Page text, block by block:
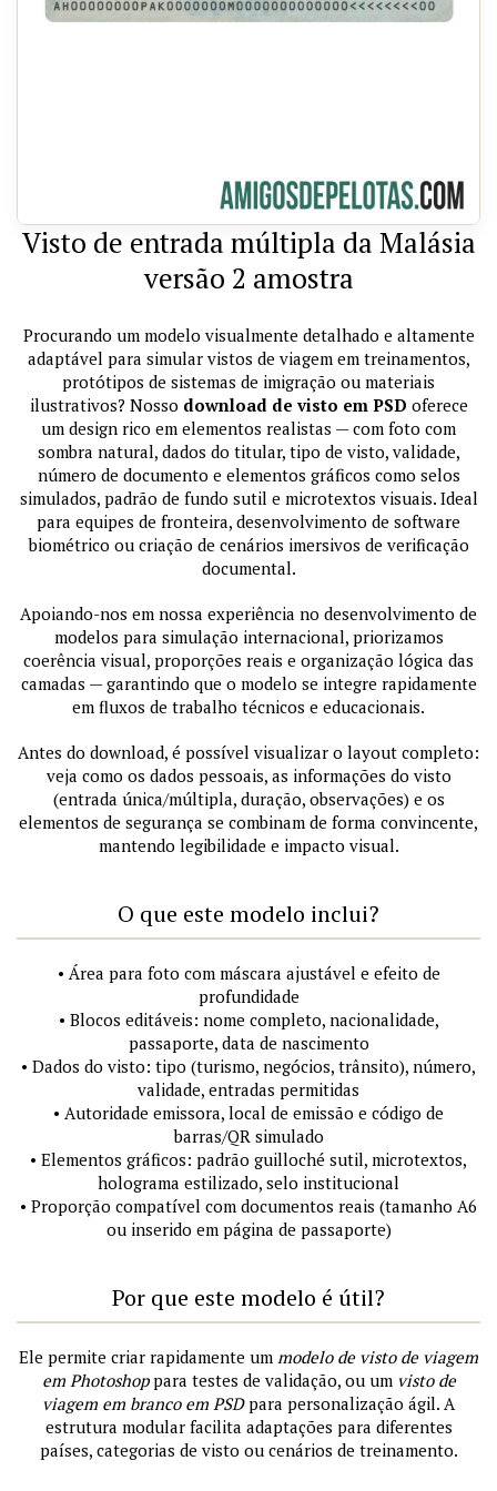
Visto de entrada múltipla da Malásia
versão 2 amostra
Procurando um modelo visualmente detalhado e altamente
adaptável para simular vistos de viagem em treinamentos,
protótipos de sistemas de imigração ou materiais
ilustrativos? Nosso download de visto em PSD oferece
um design rico em elementos realistas — com foto com
sombra natural, dados do titular, tipo de visto, validade,
número de documento e elementos gráficos como selos
simulados, padrão de fundo sutil e microtextos visuais. Ideal
para equipes de fronteira, desenvolvimento de software
biométrico ou criação de cenários imersivos de verificação
documental.
Apoiando-nos em nossa experiência no desenvolvimento de
modelos para simulação internacional, priorizamos
coerência visual, proporções reais e organização lógica das
camadas — garantindo que o modelo se integre rapidamente
em fluxos de trabalho técnicos e educacionais.
Antes do download, é possível visualizar o layout completo:
veja como os dados pessoais, as informações do visto
(entrada única/múltipla, duração, observações) e os
elementos de segurança se combinam de forma convincente,
mantendo legibilidade e impacto visual.
O que este modelo inclui?
• Área para foto com máscara ajustável e efeito de
profundidade
• Blocos editáveis: nome completo, nacionalidade,
passaporte, data de nascimento
• Dados do visto: tipo (turismo, negócios, trânsito), número,
validade, entradas permitidas
• Autoridade emissora, local de emissão e código de
barras/QR simulado
• Elementos gráficos: padrão guilloché sutil, microtextos,
holograma estilizado, selo institucional
• Proporção compatível com documentos reais (tamanho A6
ou inserido em página de passaporte)
Por que este modelo é útil?
Ele permite criar rapidamente um modelo de visto de viagem
em Photoshoppara testes de validação, ou um visto de
viagem em branco em PSDpara personalização ágil. A
estrutura modular facilita adaptações para diferentes
países, categorias de visto ou cenários de treinamento.